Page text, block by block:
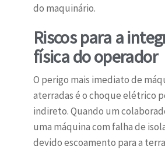
do maquinário.
Riscos para a
física do operador
O perigo mais imediato de
aterradas é o choque elétrico
indireto. Quando um
uma máquina com falha de
devido escoamento para a